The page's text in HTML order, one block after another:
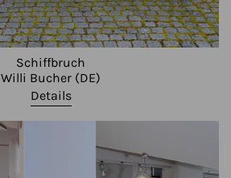
Schiffbruch
Willi Bucher (DE)
Details